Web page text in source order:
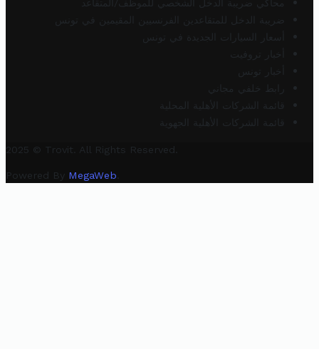
محاكي ضريبة الدخل الشخصي للموظف/المتقاعد
ضريبة الدخل للمتقاعدين الفرنسيين المقيمين في تونس
أسعار السيارات الجديدة في تونس
أخبار تروفيت
أخبار تونس
رابط خلفي مجاني
قائمة الشركات الأهلية المحلية
قائمة الشركات الأهلية الجهوية
2025 © Trovit. All Rights Reserved.
Powered By MegaWeb